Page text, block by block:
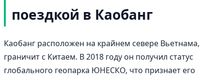
поездкой в Каобанг
Каобанг расположен на крайнем севере Вьетнама,
граничит с Китаем. В 2018 году он получил статус
глобального геопарка ЮНЕСКО, что признает его